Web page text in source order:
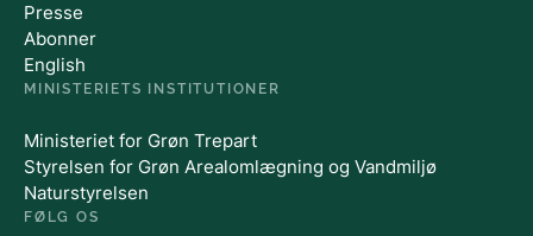
Presse
Abonner
English
MINISTERIETS INSTITUTIONER
Ministeriet for Grøn Trepart
Styrelsen for Grøn Arealomlægning og Vandmiljø
Naturstyrelsen
FØLG OS